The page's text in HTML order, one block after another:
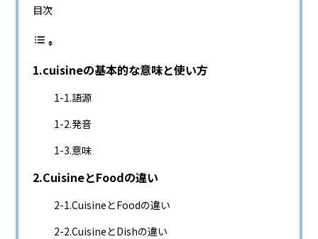
目次
cuisineの基本的な意味と使い方
語源
発音
意味
CuisineとFoodの違い
CuisineとFoodの違い
CuisineとDishの違い